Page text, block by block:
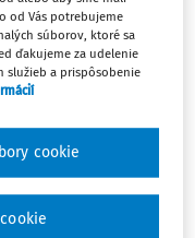
oblasti je
portálu.
na 10 dní
od Vás potrebujeme
súborov, ktoré sa
ďakujeme za udelenie
služieb a prispôsobenie
cookie